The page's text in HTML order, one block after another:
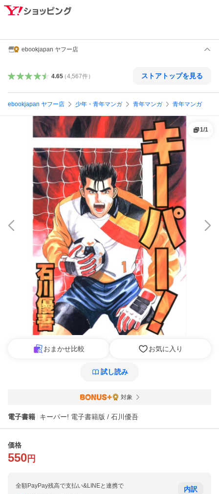
ebookjapan ヤフー店
4.65（4,567件） ストアトップを見る
ebookjapan ヤフー店 少年・青年マンガ 青年マンガ 青年マンガ
1/1
おまかせ比較 お気に入り
試し読み
対象
電子書籍 キーパー! 電子書籍版 / 石川優吾
価格
550 円
全額PayPay残高で支払い&LINEと連携で 内訳